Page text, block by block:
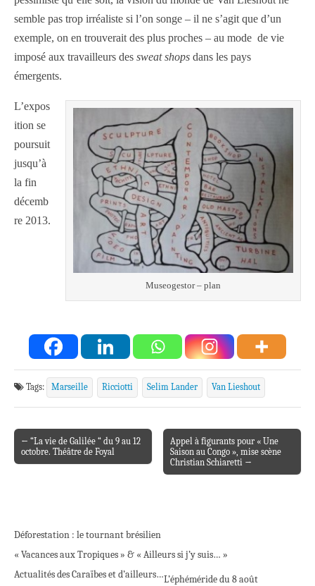
semble pas trop irréaliste si l’on songe – il ne s’agit que d’un
exemple, on en trouverait des plus proches – au mode de vie
imposé aux travailleurs des sweat shops dans les pays
émergents.
Museogestor – plan
L’expos
ition se
poursuit
jusqu’à
la fin
décemb
re 2013.
Tags: Marseille Ricciotti Selim Lander Van Lieshout
Post navigation
← “La vie de Galilée “ du 9 au 12
octobre. Théâtre de Foyal
Appel à figurants pour « Une
Saison au Congo », mise scène
Christian Schiaretti →
Déforestation : le tournant brésilien
« Vacances aux Tropiques » & « Ailleurs si j’y suis… »
Actualités des Caraïbes et d’ailleurs…L’éphéméride du 8 août